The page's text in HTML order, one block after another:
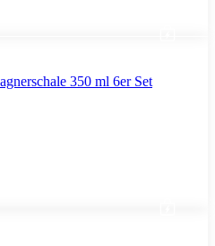
350 ml 6er Set